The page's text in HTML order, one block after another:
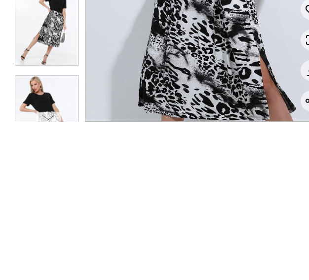
ОПТОВЫМ ПОКУПАТЕЛЯМ
РОЗНИЧНЫМ ПОКУПАТЕЛЯМ
ДОСТАВКА
ТАБЛИЦА РАЗМЕРОВ